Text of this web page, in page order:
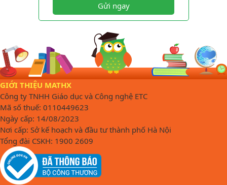
Gửi ngay
GIỚI THIỆU MATHX
Công ty TNHH Giáo dục và Công nghệ ETC
Mã số thuế: 0110449623
Ngày cấp: 14/08/2023
Nơi cấp: Sở kế hoạch và đầu tư thành phố Hà Nội
Tổng đài CSKH: 1900 2609